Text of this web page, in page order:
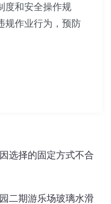
度和安全操作规
作业行为， 预防
选择的固定方式不合
二期游乐场玻璃水滑